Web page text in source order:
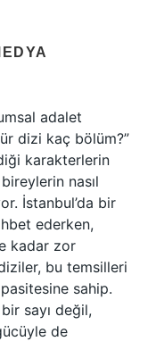
adalet
dizi kaç bölüm?”
karakterlerin
nasıl
İstanbul’da bir
ederken,
kadar zor
bu temsilleri
sahip.
sayı değil,
de